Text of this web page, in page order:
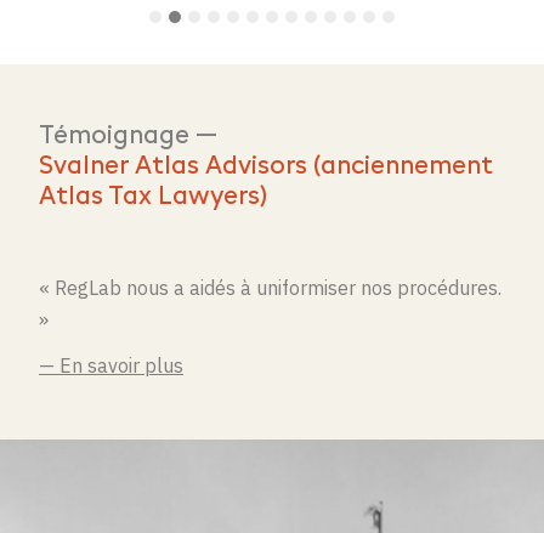
Témoignage —
Svalner Atlas Advisors (anciennement
Atlas Tax Lawyers)
« RegLab nous a aidés à uniformiser nos procédures.
»
— En savoir plus